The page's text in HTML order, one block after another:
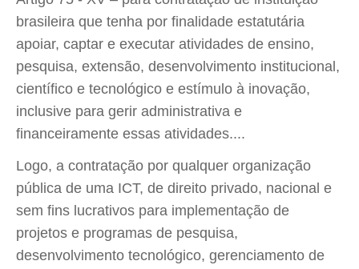
brasileira que tenha por finalidade estatutária
apoiar, captar e executar atividades de ensino,
pesquisa, extensão, desenvolvimento institucional,
científico e tecnológico e estímulo à inovação,
inclusive para gerir administrativa e
financeiramente essas atividades....
Logo, a contratação por qualquer organização
pública de uma ICT, de direito privado, nacional e
sem fins lucrativos para implementação de
projetos e programas de pesquisa,
desenvolvimento tecnológico, gerenciamento de